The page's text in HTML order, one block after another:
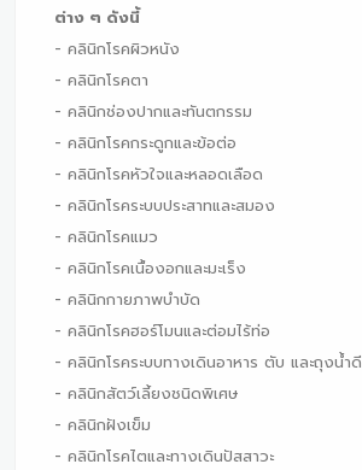
ต่าง ๆ ดังนี้
- คลินิกโรคผิวหนัง
- คลินิกโรคตา
- คลินิกช่องปากและทันตกรรม
- คลินิกโรคกระดูกและข้อต่อ
- คลินิกโรคหัวใจและหลอดเลือด
- คลินิกโรคระบบประสาทและสมอง
- คลินิกโรคแมว
- คลินิกโรคเนื้องอกและมะเร็ง
- คลินิกกายภาพบำบัด
- คลินิกโรคฮอร์โมนและต่อมไร้ท่อ
- คลินิกโรคระบบทางเดินอาหาร ตับ และถุงน้ำดี
- คลินิกสัตว์เลี้ยงชนิดพิเศษ
- คลินิกฝังเข็ม
- คลินิกโรคไตและทางเดินปัสสาวะ